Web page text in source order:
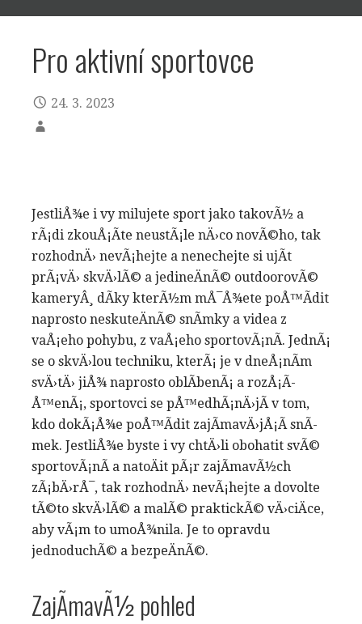
Pro aktivní sportovce
24. 3. 2023
JestliÅ¾e i vy milujete sport jako takovÃ½ a
rÃ¡di zkouÅ¡Ã­te neustÃ¡le nÄ›co novÃ©ho, tak
rozhodnÄ› nevÃ¡hejte a nenechejte si ujÃ­t
prÃ¡vÄ› skvÄ›lÃ© a jedineÄnÃ© outdoorovÃ©
kameryÂ¸ dÃ­ky kterÃ½m mÅ¯Å¾ete poÅ™Ã­dit
naprosto neskuteÄnÃ© snÃ­mky a videa z
vaÅ¡eho pohybu, z vaÅ¡eho sportovÃ¡nÃ­. JednÃ¡
se o skvÄ›lou techniku, kterÃ¡ je v dneÅ¡nÃ­m
svÄ›tÄ› jiÅ¾ naprosto oblÃ­benÃ¡ a rozÅ¡Ã­
Å™enÃ¡, sportovci se pÅ™edhÃ¡nÄ›jÃ­ v tom,
kdo dokÃ¡Å¾e poÅ™Ã­dit zajÃ­mavÄ›jÅ¡Ã­ snÃ­
mek. JestliÅ¾e byste i vy chtÄ›li obohatit svÃ©
sportovÃ¡nÃ­ a natoÄit pÃ¡r zajÃ­mavÃ½ch
zÃ¡bÄ›rÅ¯, tak rozhodnÄ› nevÃ¡hejte a dovolte
tÃ©to skvÄ›lÃ© a malÃ© praktickÃ© vÄ›ciÄce,
aby vÃ¡m to umoÅ¾nila. Je to opravdu
jednoduchÃ© a bezpeÄnÃ©.
ZajÃ­mavÃ½ pohled